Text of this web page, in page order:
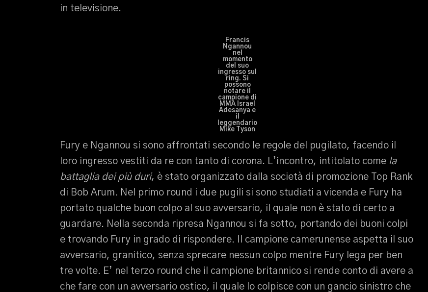
in televisione.
Francis
Ngannou
nel
momento
del suo
ingresso sul
ring. Si
possono
notare il
campione di
MMA Israel
Adesanya e
il
leggendario
Mike Tyson
Fury e Ngannou si sono affrontati secondo le regole del pugilato, facendo il
loro ingresso vestiti da re con tanto di corona. L’incontro, intitolato come la
battaglia dei più duri, è stato organizzato dalla società di promozione Top Rank
di Bob Arum. Nel primo round i due pugili si sono studiati a vicenda e Fury ha
portato qualche buon colpo al suo avversario, il quale non è stato di certo a
guardare. Nella seconda ripresa Ngannou si fa sotto, portando dei buoni colpi
e trovando Fury in grado di rispondere. Il campione camerunense aspetta il suo
avversario, granitico, senza sprecare nessun colpo mentre Fury lega per ben
tre volte. E’ nel terzo round che il campione britannico si rende conto di avere a
che fare con un avversario ostico, il quale lo colpisce con un gancio sinistro che